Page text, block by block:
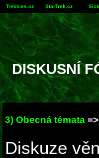
Trekkies.cz StarTrek.cz
DISKUSNÍ
3) Obecná témata
Diskuze